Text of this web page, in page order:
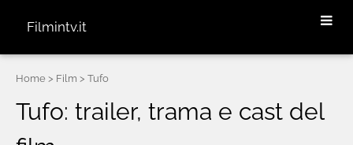
Filmintv.it
Home > Film > Tufo
Tufo: trailer, trama e cast del